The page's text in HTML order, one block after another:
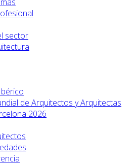
sector
de Arquitectos y Arquitectas
2026